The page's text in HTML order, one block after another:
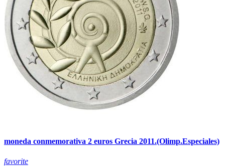
moneda conmemorativa 2 euros Grecia 2011.(Olimp.Especiales)
favorite